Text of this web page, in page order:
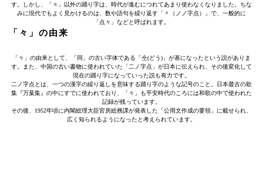
す。しかし、「々」以外の踊り字は、時代が進むにつれてあまり使わなくなりました。ちな
みに現代でもよく見かけるのは、数や語句を繰り返す「〃（ノノ字点）」で、一般的に
「点々」などと呼ばれます。
「々」の由来
「々」の由来として、「同」の古い字体である「仝(どう)」が基になったという説がありま
す。また、中国の古い書物に使われていた「二ノ字点」が日本に伝えられ、その後変化して
現在の踊り字になっていった説も有力です。
二ノ字点とは、一つの漢字の繰り返しを意味する踊り字のような記号のこと。日本最古の歌
集『万葉集』の中にすでに使われており、「々」も平安時代のころには和歌の中で使われた
記録が残っています。
その後、1952年頃に内閣総理大臣官房総務課が発表した「公用文作成の要領」に載せられ、
広く知られるようになったと考えられています。